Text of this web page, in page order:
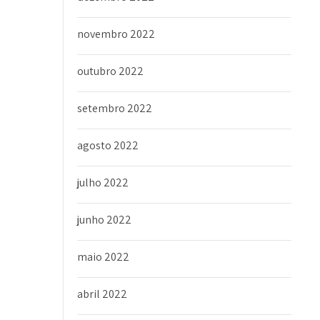
novembro 2022
outubro 2022
setembro 2022
agosto 2022
julho 2022
junho 2022
maio 2022
abril 2022